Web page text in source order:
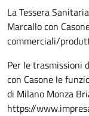
La Tessera
Marcallo con
commerciali/
Per le trasmissioni
con Casone le
di Milano Monza
https://